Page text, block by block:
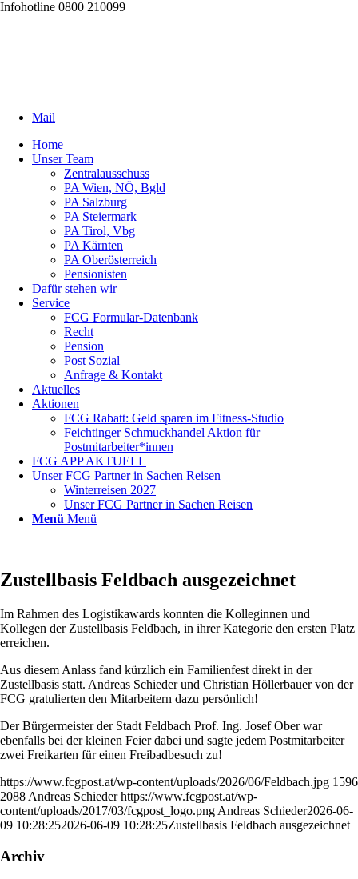
Infohotline 0800 210099
Mail
Home
Unser Team
Zentralausschuss
PA Wien, NÖ, Bgld
PA Salzburg
PA Steiermark
PA Tirol, Vbg
PA Kärnten
PA Oberösterreich
Pensionisten
Dafür stehen wir
Service
FCG Formular-Datenbank
Recht
Pension
Post Sozial
Anfrage & Kontakt
Aktuelles
Aktionen
FCG Rabatt: Geld sparen im Fitness-Studio
Feichtinger Schmuckhandel Aktion für
Postmitarbeiter*innen
FCG APP AKTUELL
Unser FCG Partner in Sachen Reisen
Winterreisen 2027
Unser FCG Partner in Sachen Reisen
Menü Menü
Zustellbasis Feldbach ausgezeichnet
Im Rahmen des Logistikawards konnten die Kolleginnen und
Kollegen der Zustellbasis Feldbach, in ihrer Kategorie den ersten Platz
erreichen.
Aus diesem Anlass fand kürzlich ein Familienfest direkt in der
Zustellbasis statt. Andreas Schieder und Christian Höllerbauer von der
FCG gratulierten den Mitarbeitern dazu persönlich!
Der Bürgermeister der Stadt Feldbach Prof. Ing. Josef Ober war
ebenfalls bei der kleinen Feier dabei und sagte jedem Postmitarbeiter
zwei Freikarten für einen Freibadbesuch zu!
https://www.fcgpost.at/wp-content/uploads/2026/06/Feldbach.jpg 1596
2088 Andreas Schieder https://www.fcgpost.at/wp-
content/uploads/2017/03/fcgpost_logo.png Andreas Schieder2026-06-
09 10:28:252026-06-09 10:28:25Zustellbasis Feldbach ausgezeichnet
Archiv